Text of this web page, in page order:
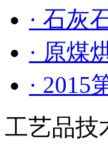
· 石灰
· 原煤
· 2015
工艺品技